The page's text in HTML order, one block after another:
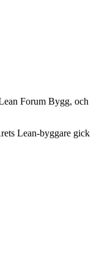
Forum Bygg, och
Lean-byggare gick